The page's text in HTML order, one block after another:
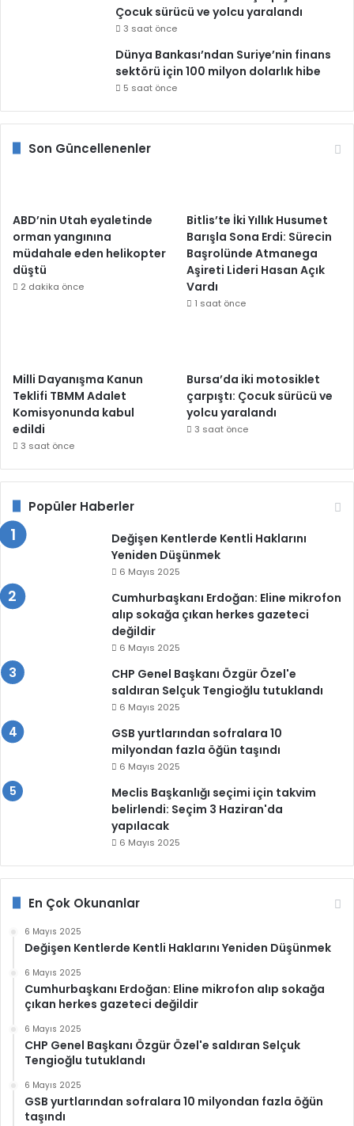
Çocuk sürücü ve yolcu yaralandı
3 saat önce
Dünya Bankası’ndan Suriye’nin finans
sektörü için 100 milyon dolarlık hibe
5 saat önce
Son Güncellenenler
ABD’nin Utah eyaletinde
orman yangınına
müdahale eden helikopter
düştü
2 dakika önce
Bitlis’te İki Yıllık Husumet
Barışla Sona Erdi: Sürecin
Başrolünde Atmanega
Aşireti Lideri Hasan Açık
Vardı
1 saat önce
Milli Dayanışma Kanun
Teklifi TBMM Adalet
Komisyonunda kabul
edildi
3 saat önce
Bursa’da iki motosiklet
çarpıştı: Çocuk sürücü ve
yolcu yaralandı
3 saat önce
Popüler Haberler
Değişen Kentlerde Kentli Haklarını
Yeniden Düşünmek
6 Mayıs 2025
Cumhurbaşkanı Erdoğan: Eline mikrofon
alıp sokağa çıkan herkes gazeteci
değildir
6 Mayıs 2025
CHP Genel Başkanı Özgür Özel'e
saldıran Selçuk Tengioğlu tutuklandı
6 Mayıs 2025
GSB yurtlarından sofralara 10
milyondan fazla öğün taşındı
6 Mayıs 2025
Meclis Başkanlığı seçimi için takvim
belirlendi: Seçim 3 Haziran'da
yapılacak
6 Mayıs 2025
En Çok Okunanlar
6 Mayıs 2025
Değişen Kentlerde Kentli Haklarını Yeniden Düşünmek
6 Mayıs 2025
Cumhurbaşkanı Erdoğan: Eline mikrofon alıp sokağa
çıkan herkes gazeteci değildir
6 Mayıs 2025
CHP Genel Başkanı Özgür Özel'e saldıran Selçuk
Tengioğlu tutuklandı
6 Mayıs 2025
GSB yurtlarından sofralara 10 milyondan fazla öğün
taşındı